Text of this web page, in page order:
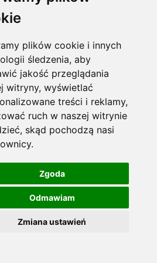
plików cookie i innych
śledzenia, aby
jakość przeglądania
witryny, wyświetlać
treści i reklamy,
ruch w naszej witrynie
skąd pochodzą nasi
Zgoda
Odmawiam
Zmiana ustawień
V
4 dni